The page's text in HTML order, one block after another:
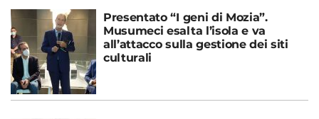
Presentato “I geni di Mozia”.
Musumeci esalta l’isola e va
all’attacco sulla gestione dei siti
culturali